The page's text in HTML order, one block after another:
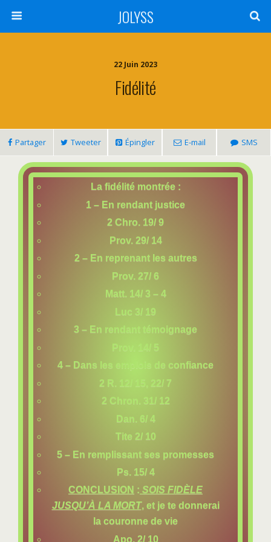
JOLYSS
22 Juin 2023
Fidélité
Partager Tweeter Épingler E-mail SMS
La fidélité montrée :
1 – En rendant justice
2 Chro. 19/ 9
Prov. 29/ 14
2 – En reprenant les autres
Prov. 27/ 6
Matt. 14/ 3 – 4
Luc 3/ 19
3 – En rendant témoignage
Prov. 14/ 5
4 – Dans les emplois de confiance
2 R. 12/ 15, 22/ 7
2 Chron. 31/ 12
Dan. 6/ 4
Tite 2/ 10
5 – En remplissant ses promesses
Ps. 15/ 4
CONCLUSION : SOIS FIDÈLE
JUSQU’À LA MORT, et je te donnerai
la couronne de vie
Apo. 2/ 10